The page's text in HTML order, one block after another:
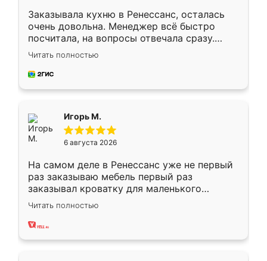
Заказывала кухню в Ренессанс, осталась
очень довольна. Менеджер всё быстро
посчитала, на вопросы отвечала сразу.
Замерщик приехал в субботу, подошёл к
делу со всей ответственностью. Собрали
за день, ребята работали аккуратно, даже
Читать полностью
Игорь М.
6 августа 2026
На самом деле в Ренессанс уже не первый
раз заказываю мебель первый раз
заказывал кроватку для маленького
ребёнка при его рождении ,во второй раз
заказал шкаф-купе. По качеству очень
хорошее сборка достаточно быстрая,
Читать полностью